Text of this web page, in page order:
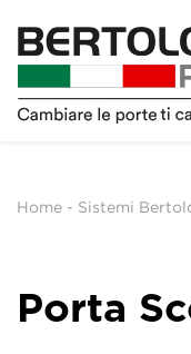
Home - Sistemi
Porta